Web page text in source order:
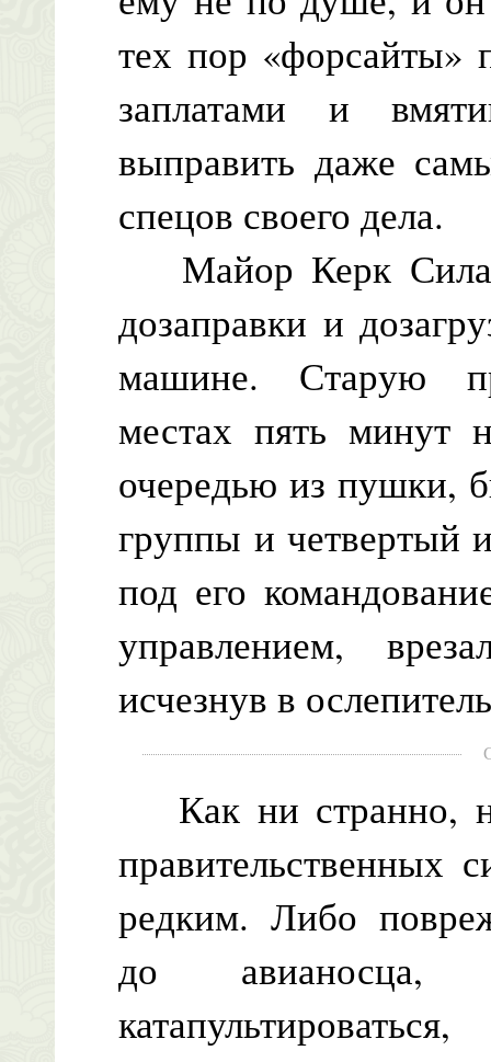
тех пор «форсайты»
заплатами и
выправить даже
спецов своего дела.
Майор Керк
дозаправки и
машине. Старую
местах пять минут
очередью из пушки,
группы и четвертый
под его
управлением,
исчезнув в
Как ни странно,
правительственных
редким. Либо
до авианосца,